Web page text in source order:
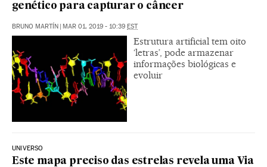
genético para capturar o câncer
BRUNO MARTÍN | MAR 01, 2019 - 10:39 EST
Estrutura artificial tem oito
‘letras’, pode armazenar
informações biológicas e
evoluir
UNIVERSO
Este mapa preciso das estrelas revela uma Via